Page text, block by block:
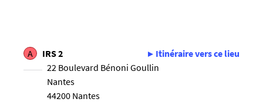
A Itinéraire vers ce lieu
IRS 2
22 Boulevard Bénoni Goullin
Nantes
44200 Nantes